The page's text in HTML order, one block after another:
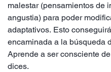
malestar (pensamientos de
angustia) para poder
adaptativos. Esto
encaminada a la búsqueda
Aprende a ser consciente
dices.